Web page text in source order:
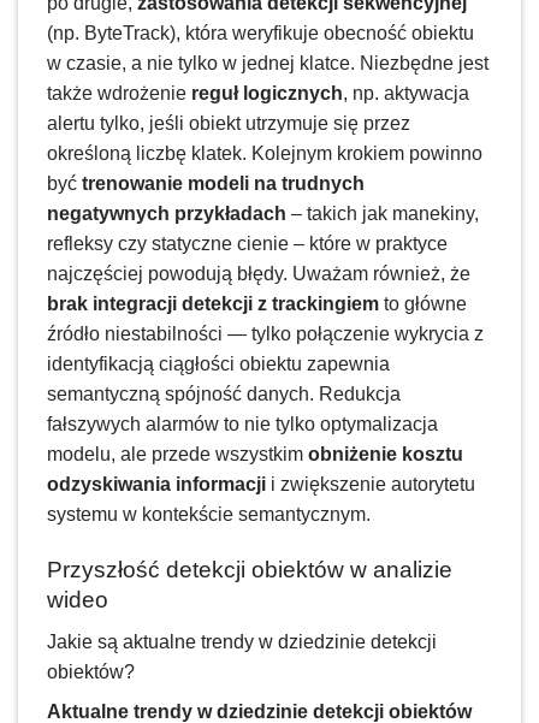
(np. ByteTrack), która weryfikuje obecność obiektu
w czasie, a nie tylko w jednej klatce. Niezbędne jest
także wdrożenie reguł logicznych, np. aktywacja
alertu tylko, jeśli obiekt utrzymuje się przez
określoną liczbę klatek. Kolejnym krokiem powinno
byćtrenowanie modeli na trudnych
negatywnych przykładach – takich jak manekiny,
refleksy czy statyczne cienie – które w praktyce
najczęściej powodują błędy. Uważam również, że
brak integracji detekcji z trackingiem to główne
źródło niestabilności — tylko połączenie wykrycia z
identyfikacją ciągłości obiektu zapewnia
semantyczną spójność danych. Redukcja
fałszywych alarmów to nie tylko optymalizacja
modelu, ale przede wszystkimobniżenie kosztu
odzyskiwania informacji i zwiększenie autorytetu
systemu w kontekście semantycznym.
Przyszłość detekcji obiektów w analizie
wideo
Jakie są aktualne trendy w dziedzinie detekcji
obiektów?
Aktualne trendy w dziedzinie detekcji obiektów